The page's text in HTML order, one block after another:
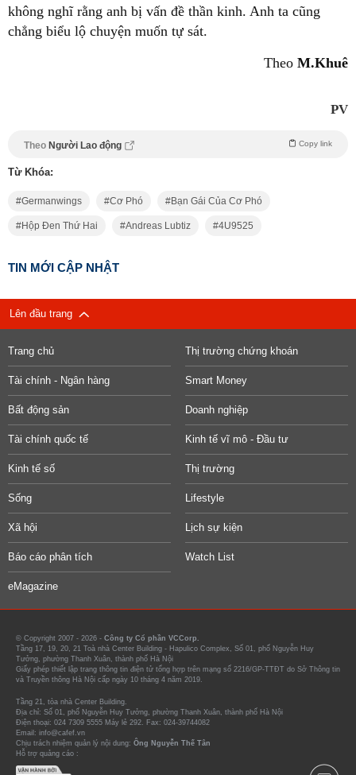
không nghĩ rằng anh bị vấn đề thần kinh. Anh ta cũng
chẳng biểu lộ chuyện muốn tự sát.
Theo M.Khuê
PV
Theo Người Lao động Copy link
Từ Khóa:
Germanwings Cơ Phó Bạn Gái Của Cơ Phó
Hộp Đen Thứ Hai Andreas Lubtiz 4U9525
TIN MỚI CẬP NHẬT
Lên đầu trang
Trang chủ Thị trường chứng khoán
Tài chính - Ngân hàng Smart Money
Bất động sản Doanh nghiệp
Tài chính quốc tế Kinh tế vĩ mô - Đầu tư
Kinh tế số Thị trường
Sống Lifestyle
Xã hội Lịch sự kiện
Báo cáo phân tích Watch List
eMagazine
© Copyright 2007 - 2026 - Công ty Cổ phần VCCorp.
Tầng 17, 19, 20, 21 Toà nhà Center Building - Hapulico Complex, Số 01, phố Nguyễn Huy
Tưởng, phường Thanh Xuân, thành phố Hà Nội
Giấy phép thiết lập trang thông tin điện tử tổng hợp trên mạng số 2216/GP-TTĐT do Sở Thông tin
và Truyền thông Hà Nội cấp ngày 10 tháng 4 năm 2019.
Tầng 21, tòa nhà Center Building.
Địa chỉ: Số 01, phố Nguyễn Huy Tưởng, phường Thanh Xuân, thành phố Hà Nội
Điện thoại: 024 7309 5555 Máy lẻ 292. Fax: 024-39744082
Email: info@cafef.vn
Chịu trách nhiệm quản lý nội dung: Ông Nguyễn Thế Tân
Hỗ trợ quảng cáo :